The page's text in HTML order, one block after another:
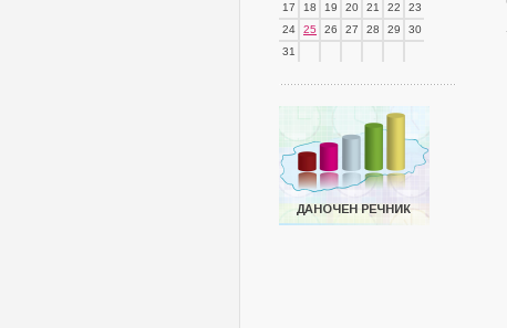
17
18 19 20 21 22
23
24
25 26 27 28 29
30
31